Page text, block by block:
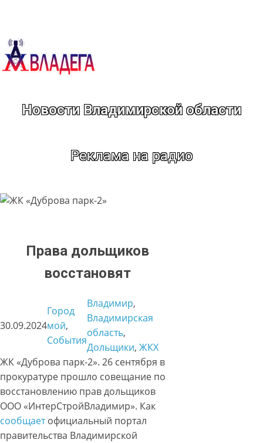
содержимому
Новости Владимирской области
Реклама на радио
Права дольщиков
восстановят
30.09.2024
Город
мой
События
Владимир
Владимирская
область
Дольщики, ЖКХ
ЖК «Дуброва парк-2». 26 сентября в
прокуратуре прошло совещание по
восстановлению прав дольщиков
ООО «ИнтерСтройВладимир». Как
сообщаетофициальный портал
правительства Владимирской